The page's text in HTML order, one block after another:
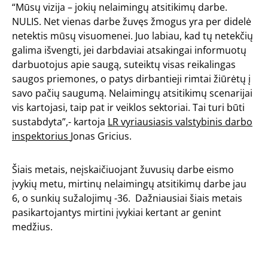
“Mūsų vizija – jokių nelaimingų atsitikimų darbe.
NULIS. Net vienas darbe žuvęs žmogus yra per didelė
netektis mūsų visuomenei. Juo labiau, kad tų netekčių
galima išvengti, jei darbdaviai atsakingai informuotų
darbuotojus apie saugą, suteiktų visas reikalingas
saugos priemones, o patys dirbantieji rimtai žiūrėtų į
savo pačių saugumą. Nelaimingų atsitikimų scenarijai
vis kartojasi, taip pat ir veiklos sektoriai. Tai turi būti
sustabdyta”,- kartoja LR vyriausiasis valstybinis darbo
inspektorius Jonas Gricius.
Šiais metais, neįskaičiuojant žuvusių darbe eismo
įvykių metu, mirtinų nelaimingų atsitikimų darbe jau
6, o sunkių sužalojimų -36. Dažniausiai šiais metais
pasikartojantys mirtini įvykiai kertant ar genint
medžius.